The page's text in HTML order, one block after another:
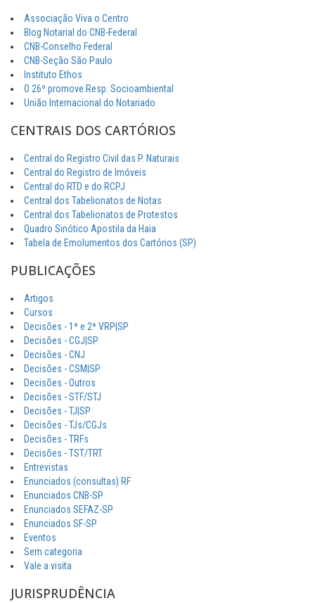
Associação Viva o Centro
Blog Notarial do CNB-Federal
CNB-Conselho Federal
CNB-Seção São Paulo
Instituto Ethos
O 26º promove Resp. Socioambiental
União Internacional do Notariado
CENTRAIS DOS CARTÓRIOS
Central do Registro Civil das P. Naturais
Central do Registro de Imóveis
Central do RTD e do RCPJ
Central dos Tabelionatos de Notas
Central dos Tabelionatos de Protestos
Quadro Sinótico Apostila da Haia
Tabela de Emolumentos dos Cartórios (SP)
PUBLICAÇÕES
Artigos
Cursos
Decisões - 1ª e 2ª VRP|SP
Decisões - CGJ|SP
Decisões - CNJ
Decisões - CSM|SP
Decisões - Outros
Decisões - STF/STJ
Decisões - TJ|SP
Decisões - TJs/CGJs
Decisões - TRFs
Decisões - TST/TRT
Entrevistas
Enunciados (consultas) RF
Enunciados CNB-SP
Enunciados SEFAZ-SP
Enunciados SF-SP
Eventos
Sem categoria
Vale a visita
JURISPRUDÊNCIA